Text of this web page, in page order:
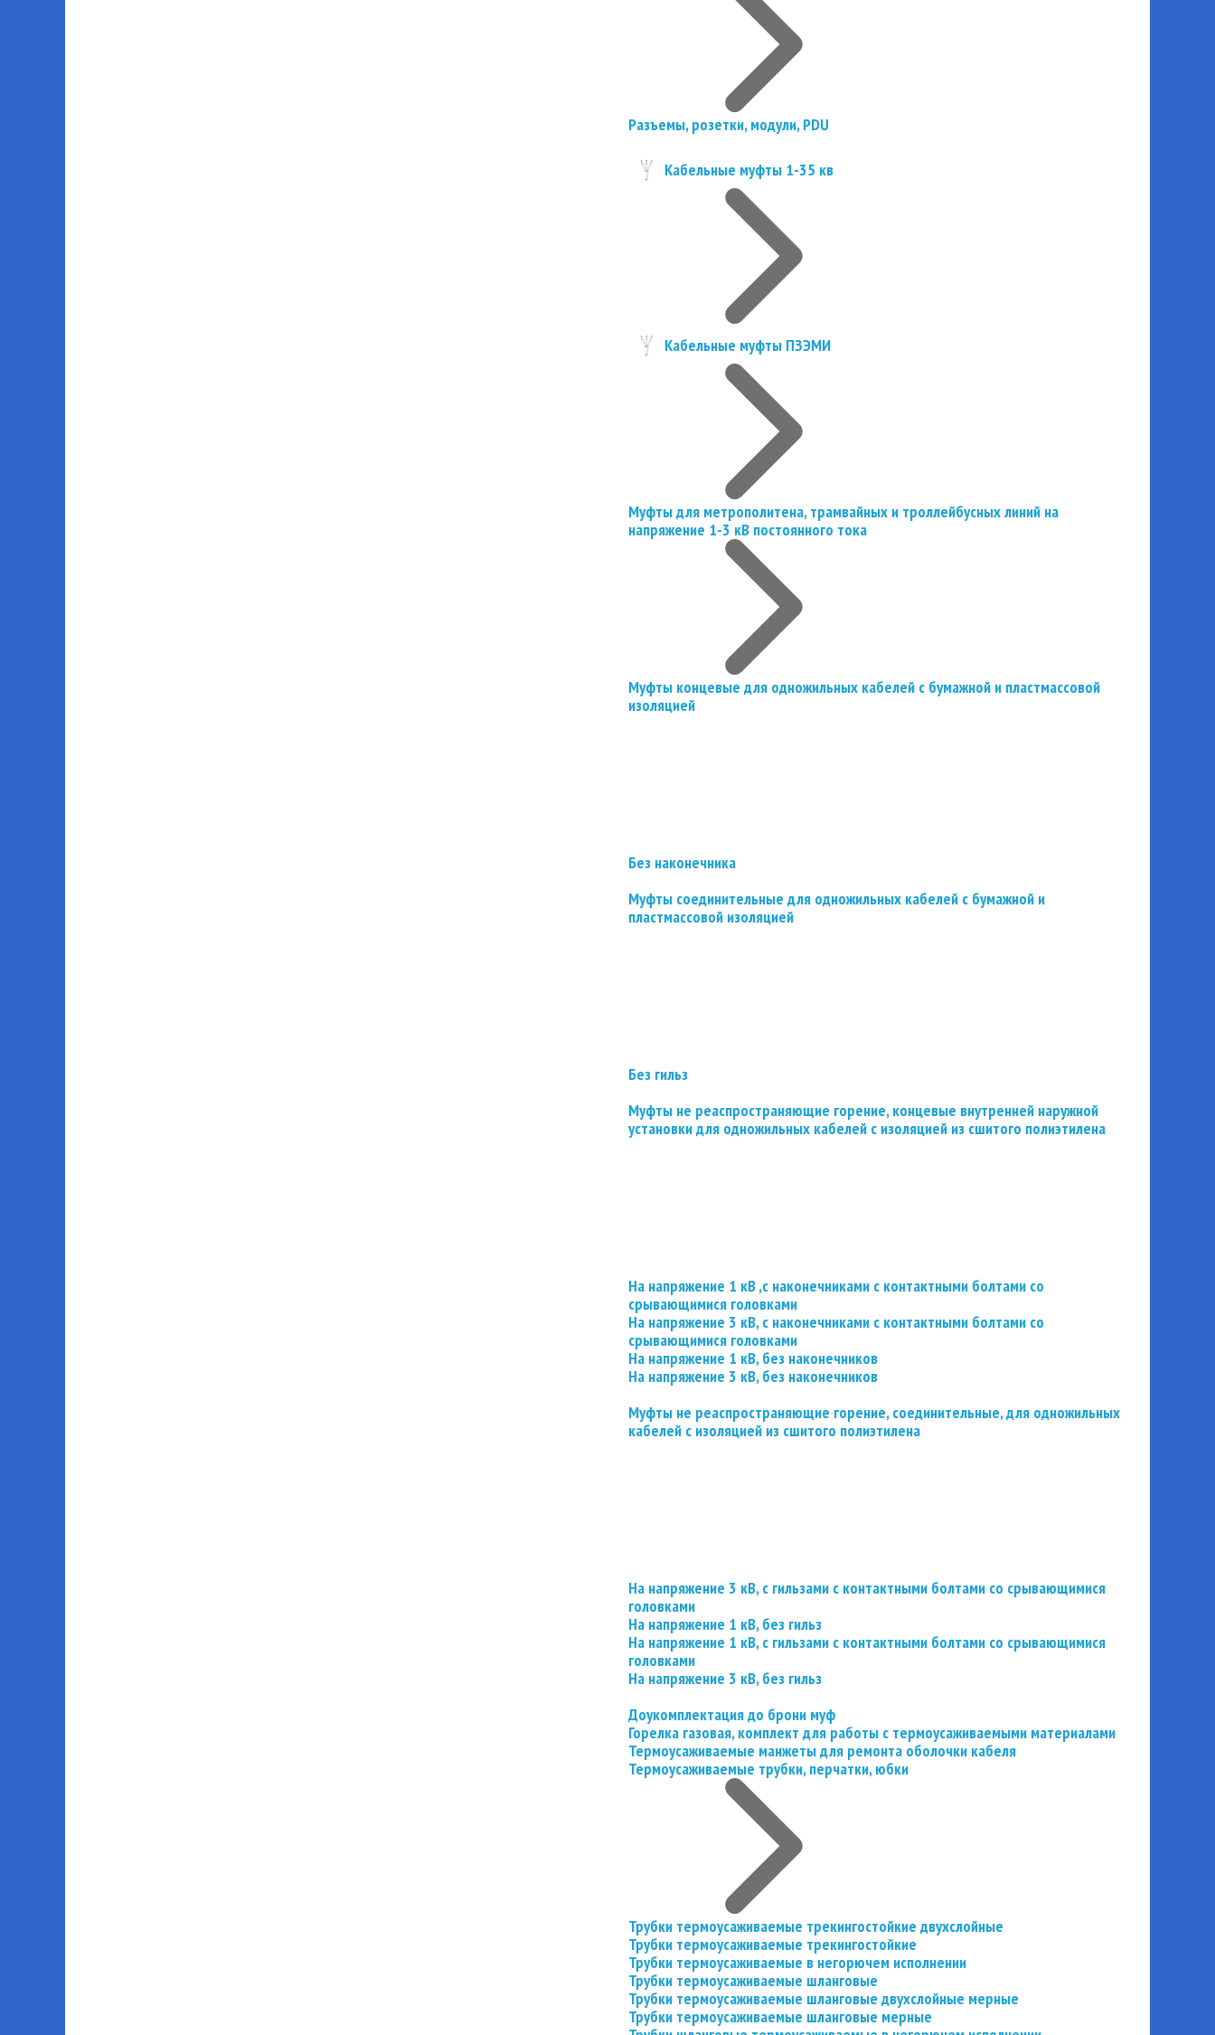
Разъемы, розетки, модули, PDU
Кабельные муфты 1-35 кв
Кабельные муфты ПЗЭМИ
Муфты для метрополитена, трамвайных и троллейбусных линий на
напряжение 1-3 кВ постоянного тока
Муфты концевые для одножильных кабелей с бумажной и пластмассовой
изоляцией
Без наконечника
Муфты соединительные для одножильных кабелей с бумажной и
пластмассовой изоляцией
Без гильз
Муфты не реаспространяющие горение, концевые внутренней наружной
установки для одножильных кабелей с изоляцией из сшитого полиэтилена
На напряжение 1 кВ ,с наконечниками с контактными болтами со
срывающимися головками
На напряжение 3 кВ, с наконечниками с контактными болтами со
срывающимися головками
На напряжение 1 кВ, без наконечников
На напряжение 3 кВ, без наконечников
Муфты не реаспространяющие горение, соединительные, для одножильных
кабелей с изоляцией из сшитого полиэтилена
На напряжение 3 кВ, с гильзами с контактными болтами со срывающимися
головками
На напряжение 1 кВ, без гильз
На напряжение 1 кВ, с гильзами с контактными болтами со срывающимися
головками
На напряжение 3 кВ, без гильз
Доукомплектация до брони муф
Горелка газовая, комплект для работы с термоусаживаемыми материалами
Термоусаживаемые манжеты для ремонта оболочки кабеля
Термоусаживаемые трубки, перчатки, юбки
Трубки термоусаживаемые трекингостойкие двухслойные
Трубки термоусаживаемые трекингостойкие
Трубки термоусаживаемые в негорючем исполнении
Трубки термоусаживаемые шланговые
Трубки термоусаживаемые шланговые двухслойные мерные
Трубки термоусаживаемые шланговые мерные